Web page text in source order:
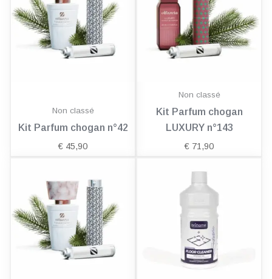
Non classé
Kit Parfum chogan n°42
€ 45,90
Non classé
Kit Parfum chogan
LUXURY n°143
€ 71,90